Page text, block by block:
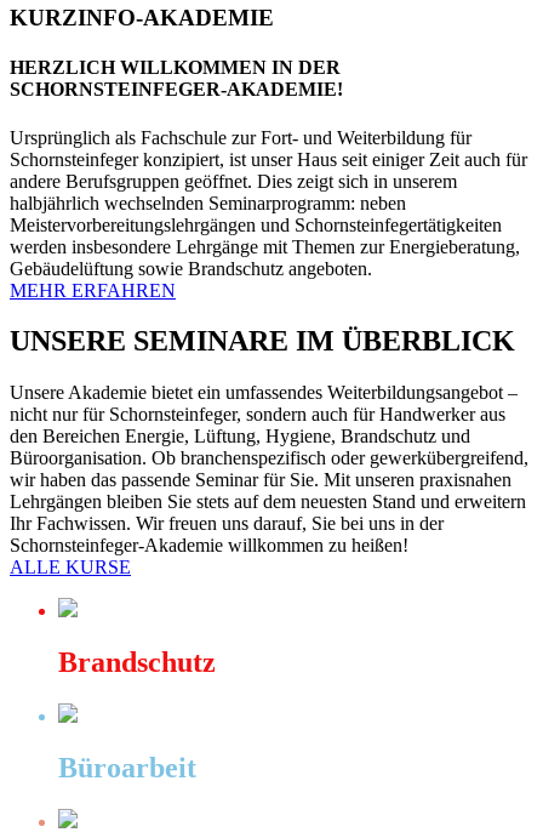
KURZINFO-AKADEMIE
HERZLICH WILLKOMMEN IN DER
SCHORNSTEINFEGER-AKADEMIE!
Ursprünglich als Fachschule zur Fort- und Weiterbildung für
Schornsteinfeger konzipiert, ist unser Haus seit einiger Zeit auch für
andere Berufsgruppen geöffnet. Dies zeigt sich in unserem
halbjährlich wechselnden Seminarprogramm: neben
Meistervorbereitungslehrgängen und Schornsteinfegertätigkeiten
werden insbesondere Lehrgänge mit Themen zur Energieberatung,
Gebäudelüftung sowie Brandschutz angeboten.
MEHR ERFAHREN
UNSERE SEMINARE IM ÜBERBLICK
Unsere Akademie bietet ein umfassendes Weiterbildungsangebot –
nicht nur für Schornsteinfeger, sondern auch für Handwerker aus
den Bereichen Energie, Lüftung, Hygiene, Brandschutz und
Büroorganisation. Ob branchenspezifisch oder gewerkübergreifend,
wir haben das passende Seminar für Sie. Mit unseren praxisnahen
Lehrgängen bleiben Sie stets auf dem neuesten Stand und erweitern
Ihr Fachwissen. Wir freuen uns darauf, Sie bei uns in der
Schornsteinfeger-Akademie willkommen zu heißen!
ALLE KURSE
Brandschutz
Büroarbeit